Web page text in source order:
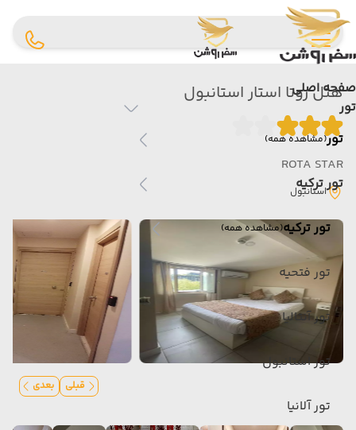
صفحه اصلی
تور
تور(مشاهده همه)
تور ترکیه
تور ترکیه(مشاهده همه)
تور فتحیه
تور آنتالیا
تور استانبول
تور آلانیا
هتل روتا استار استانبول
ROTA STAR
استانبول
قبلی بعدی